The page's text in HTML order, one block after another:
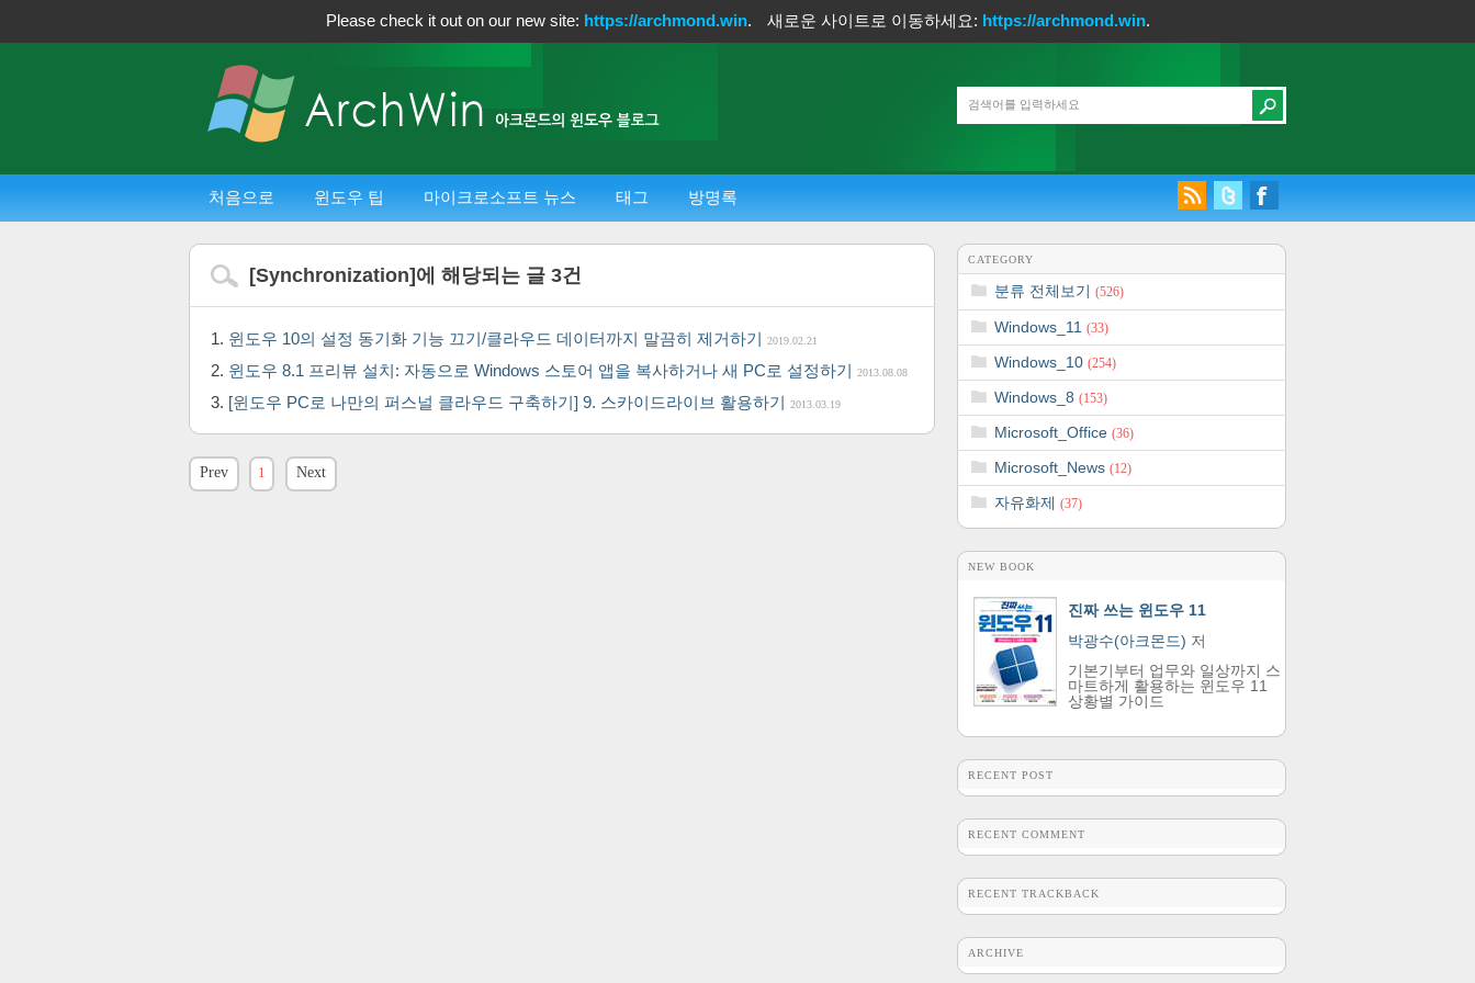
Please check it out on our new site: https://archmond.win. 새로운 사이트로 이동하세요: https://archmond.win.
처음으로 윈도우 팁 마이크로소프트 뉴스 태그 방명록
[Synchronization]에 해당되는 글 3건
윈도우 10의 설정 동기화 기능 끄기/클라우드 데이터까지 말끔히 제거하기 2019.02.21
윈도우 8.1 프리뷰 설치: 자동으로 Windows 스토어 앱을 복사하거나 새 PC로 설정하기 2013.08.08
[윈도우 PC로 나만의 퍼스널 클라우드 구축하기] 9. 스카이드라이브 활용하기 2013.03.19
Prev 1 Next
CATEGORY
분류 전체보기 (526)
Windows_11 (33)
Windows_10 (254)
Windows_8 (153)
Microsoft_Office (36)
Microsoft_News (12)
자유화제 (37)
NEW BOOK
진짜 쓰는 윈도우 11
박광수(아크몬드) 저
기본기부터 업무와 일상까지 스
마트하게 활용하는 윈도우 11
상황별 가이드
RECENT POST
RECENT COMMENT
RECENT TRACKBACK
ARCHIVE